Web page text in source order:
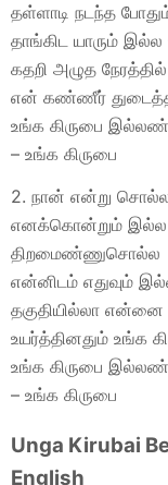
தள்ளாடி நடந்த
தாங்கிட யாரும் இல்ல
கதறி அழுத நேரத்தில்
என் கண்ணீர் துடைத்த
உங்க கிருபை
– உங்க கிருபை
2. நான் என்று
எனக்கொன்றும் இல்ல
திறமைண்ணுசொல்ல
என்னிடம் எதுவும்
தகுதியில்லா என்னை
உயர்த்தினதும் உங்க
உங்க கிருபை
– உங்க கிருபை
Unga Kirubai
English